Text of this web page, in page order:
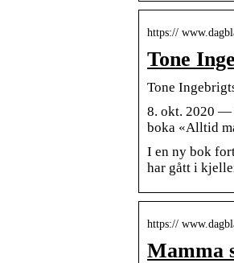
https://
Tone
Tone
8. okt. 2020 —
boka «Alltid
I en ny bok
har gått i
https://
Mamma